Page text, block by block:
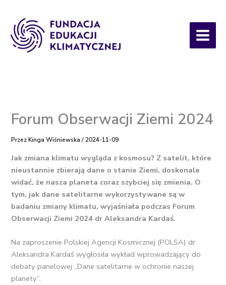
treści
Forum Obserwacji Ziemi 2024
PrzezKinga Wiśniewska/2024-11-09
Jak zmiana klimatu wygląda z kosmosu? Z satelit, które
nieustannie zbierają dane o stanie Ziemi, doskonale
widać, że nasza planeta coraz szybciej się zmienia. O
tym, jak dane satelitarne wykorzystywane są w
badaniu zmiany klimatu, wyjaśniała podczas Forum
Obserwacji Ziemi 2024 dr Aleksandra Kardaś.
Na zaproszenie Polskiej Agencji Kosmicznej (POLSA) dr
Aleksandra Kardaś wygłosiła wykład wprowadzający do
debaty panelowej „Dane satelitarne w ochronie naszej
planety”.